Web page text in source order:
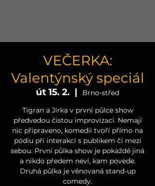
VEČERKA:
Valentýnský speciál
út 15. 2.
  |
Brno-střed
Tigran a Jirka v první půlce show
předvedou čistou improvizaci. Nemají
nic připraveno, komedii tvoří přímo na
pódiu při interakci s publikem či mezi
sebou. První půlka show je pokaždé jiná
a nikdo předem neví, kam povede.
Druhá půlka je věnovaná stand-up
comedy.